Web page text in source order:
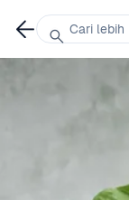
Cari lebih